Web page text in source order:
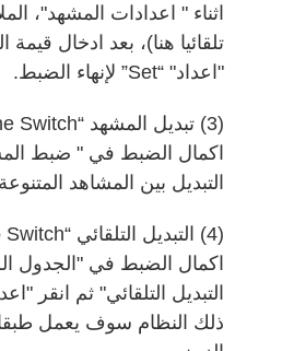
اثناء " اعدادات المشهد"،
تلقائيا هنا)، بعد ادخال قيمة
"اعداد" “Set” لإنهاء الضبط.
اكمال الضبط في " ضبط
التبديل بين المشاهد
اكمال الضبط في "الجدول
ذلك النظام سوف يعمل